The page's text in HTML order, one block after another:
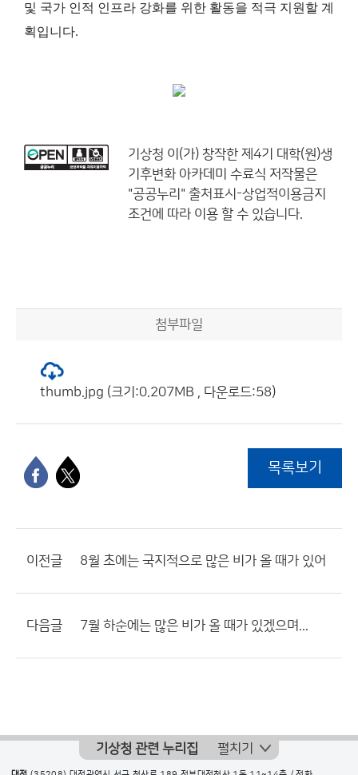
및 국가 인적 인프라 강화를 위한 활동을 적극 지원할 계
획입니다.
기상청 이(가) 창작한 제4기 대학(원)생
기후변화 아카데미 수료식 저작물은
"공공누리" 출처표시-상업적이용금지
조건에 따라 이용 할 수 있습니다.
첨부파일
thumb.jpg (크기:0.207MB , 다운로드:58)
목록보기
이전글 8월 초에는 국지적으로 많은 비가 올 때가 있어
다음글 7월 하순에는 많은 비가 올 때가 있겠으며...
기상청 관련 누리집 펼치기